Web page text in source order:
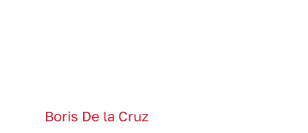
Boris De la Cruz